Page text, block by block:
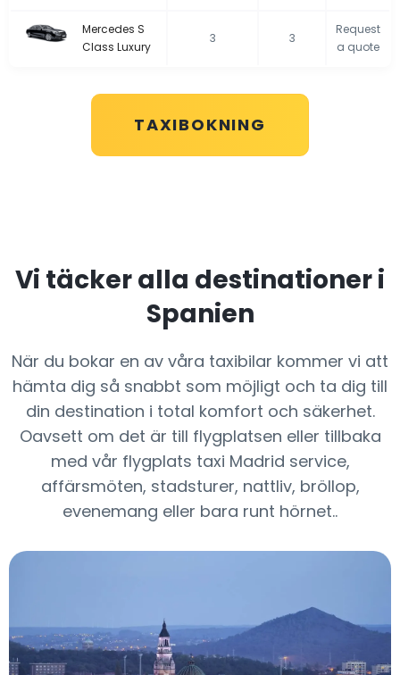
Mercedes S
Class Luxury
3 3
Request
a quote
TAXIBOKNING
Vi täcker alla destinationer i
Spanien
När du bokar en av våra taxibilar kommer vi att
hämta dig så snabbt som möjligt och ta dig till
din destination i total komfort och säkerhet.
Oavsett om det är till flygplatsen eller tillbaka
med vår flygplats taxi Madrid service,
affärsmöten, stadsturer, nattliv, bröllop,
evenemang eller bara runt hörnet..